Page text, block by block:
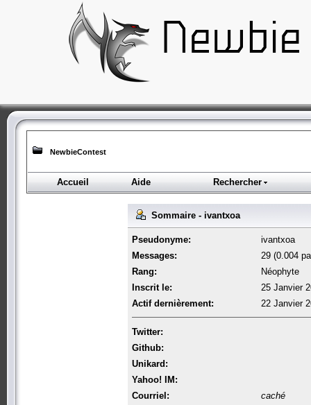
NewbieContest
Accueil Aide Rechercher
Sommaire - ivantxoa
Pseudonyme:
ivantxoa
Messages:
29 (0.004
Rang:
Néophyte
Inscrit le:
25 Janvier
Actif dernièrement:
22 Janvier
Twitter:
Github:
Unikard:
Yahoo! IM:
Courriel:
caché